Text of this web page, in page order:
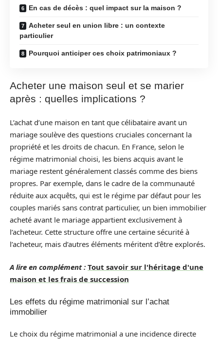
En cas de décès : quel impact sur la maison ?
Acheter seul en union libre : un contexte
particulier
Pourquoi anticiper ces choix patrimoniaux ?
Acheter une maison seul et se marier
après : quelles implications ?
L’achat d’une maison en tant que célibataire avant un
mariage soulève des questions cruciales concernant la
propriété et les droits de chacun. En France, selon le
régime matrimonial choisi, les biens acquis avant le
mariage restent généralement classés comme des biens
propres. Par exemple, dans le cadre de la communauté
réduite aux acquêts, qui est le régime par défaut pour les
couples mariés sans contrat particulier, un bien immobilier
acheté avant le mariage appartient exclusivement à
l’acheteur. Cette structure offre une certaine sécurité à
l’acheteur, mais d’autres éléments méritent d’être explorés.
A lire en complément : Tout savoir sur l'héritage d'une
maison et les frais de succession
Les effets du régime matrimonial sur l’achat
immobilier
Le choix du régime matrimonial a une incidence directe